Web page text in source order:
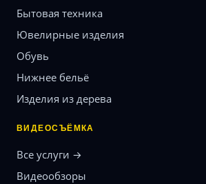
Бытовая техника
Ювелирные изделия
Обувь
Нижнее бельё
Изделия из дерева
ВИДЕОСЪЁМКА
Все услуги →
Видеообзоры